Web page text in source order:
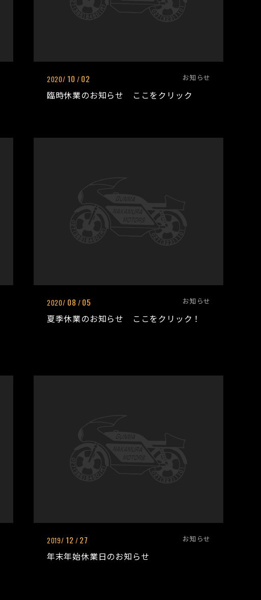
2020/ 10 / 02 お知らせ
臨時休業のお知らせ ここをクリック
2020/ 08 / 05 お知らせ
夏季休業のお知らせ ここをクリック！
2019/ 12 / 27 お知らせ
年末年始休業日のお知らせ